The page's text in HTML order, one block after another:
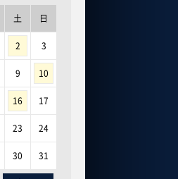
土 日
2 3
9 10
16 17
23 24
30 31